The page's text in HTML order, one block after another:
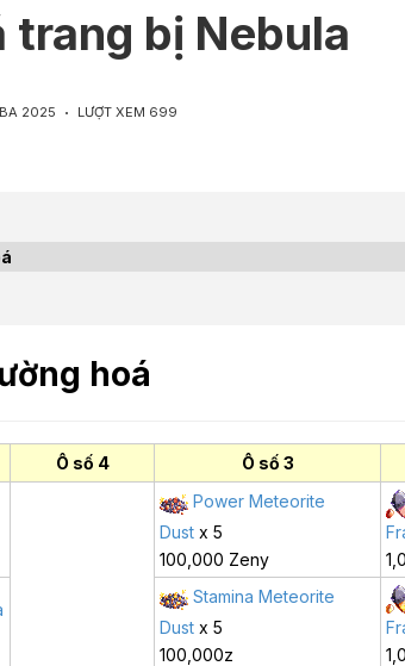
trang bị Nebula
2025 LƯỢT XEM 699
hoá
Ô số 4 Ô số 3
Power Meteorite
Dust x 5
100,000 Zeny
Stamina Meteorite
Dust x 5
100,000z